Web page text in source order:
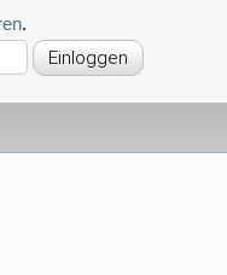
.